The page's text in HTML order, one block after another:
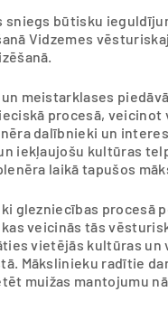
sniegs būtisku
Vidzemes
meistarklases
procesā,
dalībnieki un
iekļaujošu kultūras
laikā tapušos
glezniecības procesā
veicinās tās
vietējās kultūras un
Mākslinieku radītie
muižas mantojumu